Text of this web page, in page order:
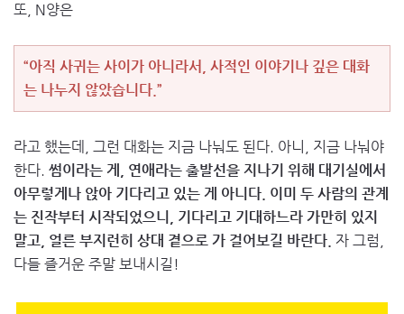
또, N양은
“아직 사귀는 사이가 아니라서, 사적인 이야기나 깊은 대화
는 나누지 않았습니다.”
라고 했는데, 그런 대화는 지금 나눠도 된다. 아니, 지금 나눠야
한다. 썸이라는 게, 연애라는 출발선을 지나기 위해 대기실에서
아무렇게나 앉아 기다리고 있는 게 아니다. 이미 두 사람의 관계
는 진작부터 시작되었으니, 기다리고 기대하느라 가만히 있지
말고, 얼른 부지런히 상대 곁으로 가 걸어보길 바란다. 자 그럼,
다들 즐거운 주말 보내시길!